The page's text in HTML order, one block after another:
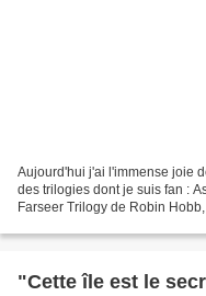
Aujourd'hui j'ai l'immense joie
des trilogies dont je suis fan :
Farseer Trilogy de Robin
"Cette île est le